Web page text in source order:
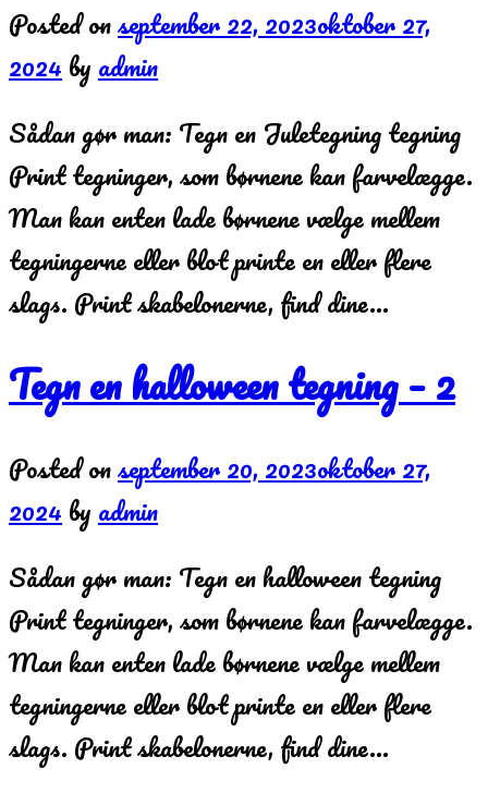
Posted onseptember 22, 2023oktober 27,
2024 by admin
Sådan gør man: Tegn en Juletegning tegning
Print tegninger, som børnene kan farvelægge.
Man kan enten lade børnene vælge mellem
tegningerne eller blot printe en eller flere
slags. Print skabelonerne, find dine…
Tegn en halloween tegning – 2
Posted onseptember 20, 2023oktober 27,
2024 by admin
Sådan gør man: Tegn en halloween tegning
Print tegninger, som børnene kan farvelægge.
Man kan enten lade børnene vælge mellem
tegningerne eller blot printe en eller flere
slags. Print skabelonerne, find dine…